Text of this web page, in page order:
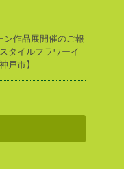
ン作品展開催のご報
タイルフラワーイ
戸市】